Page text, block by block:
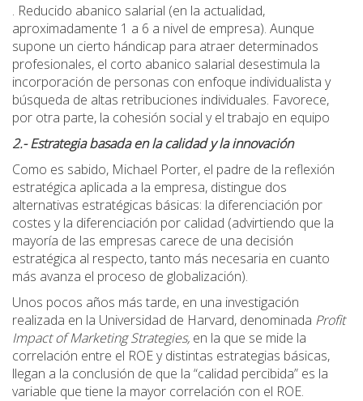
. Reducido abanico salarial (en la actualidad,
aproximadamente 1 a 6 a nivel de empresa). Aunque
supone un cierto hándicap para atraer determinados
profesionales, el corto abanico salarial desestimula la
incorporación de personas con enfoque individualista y
búsqueda de altas retribuciones individuales. Favorece,
por otra parte, la cohesión social y el trabajo en equipo
2.- Estrategiabasada en la calidad y la innovación
Como es sabido, Michael Porter, el padre de la reflexión
estratégica aplicada a la empresa, distingue dos
alternativas estratégicas básicas: la diferenciación por
costes y la diferenciación por calidad (advirtiendo que la
mayoría de las empresas carece de una decisión
estratégica al respecto, tanto más necesaria en cuanto
más avanza el proceso de globalización).
Unos pocos años más tarde, en una investigación
realizada en la Universidad de Harvard, denominada Profit
Impact of Marketing Strategies, en la que se mide la
correlación entre el ROE y distintas estrategias básicas,
llegan a la conclusión de que la “calidad percibida” es la
variable que tiene la mayor correlación con el ROE.